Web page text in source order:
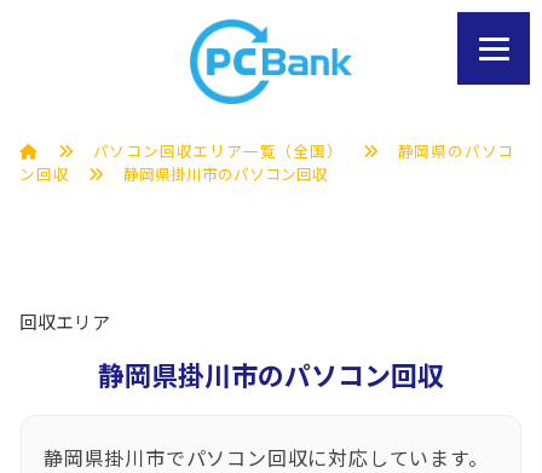
パソコン回収エリア一覧（全国）
静岡県のパソコ
ン回収
静岡県掛川市のパソコン回収
回収エリア
静岡県掛川市のパソコン回収
静岡県掛川市でパソコン回収に対応しています。